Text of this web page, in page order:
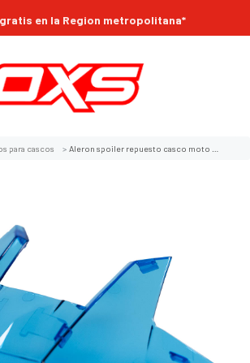
en la Region metropolitana*
para cascos Aleron spoiler repuesto casco moto shaft 560 az